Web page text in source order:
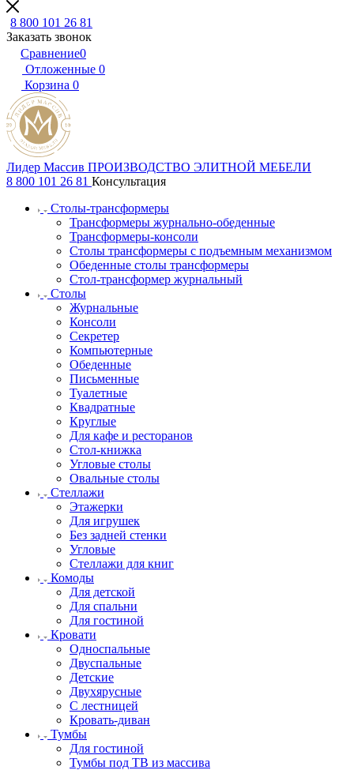
8 800 101 26 81
Заказать звонок
Сравнение0
Отложенные 0
Корзина 0
Лидер Массив ПРОИЗВОДСТВО ЭЛИТНОЙ МЕБЕЛИ
8 800 101 26 81 Консультация
Столы-трансформеры
Трансформеры журнально-обеденные
Трансформеры-консоли
Столы трансформеры с подъемным механизмом
Обеденные столы трансформеры
Стол-трансформер журнальный
Столы
Журнальные
Консоли
Секретер
Компьютерные
Обеденные
Письменные
Туалетные
Квадратные
Круглые
Для кафе и ресторанов
Стол-книжка
Угловые столы
Овальные столы
Стеллажи
Этажерки
Для игрушек
Без задней стенки
Угловые
Стеллажи для книг
Комоды
Для детской
Для спальни
Для гостиной
Кровати
Односпальные
Двуспальные
Детские
Двухярусные
С лестницей
Кровать-диван
Тумбы
Для гостиной
Тумбы под ТВ из массива